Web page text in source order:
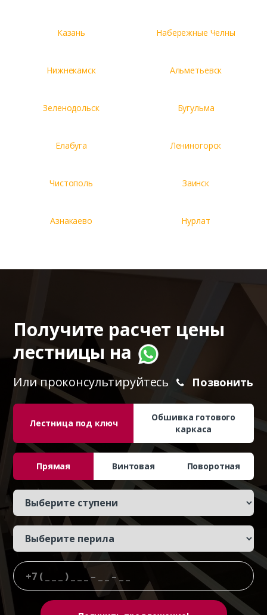
Казань Набережные Челны
Нижнекамск Альметьевск
Зеленодольск Бугульма
Елабуга Лениногорск
Чистополь Заинск
Азнакаево Нурлат
Получите расчет цены
лестницы на
Или проконсультируйтесь Позвонить
Лестница под ключ
Обшивка готового
каркаса
Прямая Винтовая Поворотная